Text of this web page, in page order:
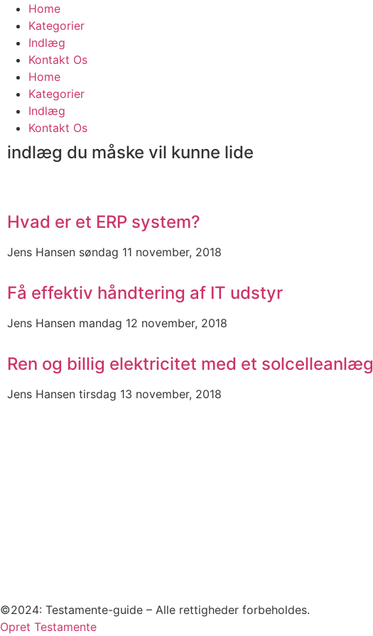
Home
Kategorier
Indlæg
Kontakt Os
Home
Kategorier
Indlæg
Kontakt Os
indlæg du måske vil kunne lide
Hvad er et ERP system?
Jens Hansen søndag 11 november, 2018
Få effektiv håndtering af IT udstyr
Jens Hansen mandag 12 november, 2018
Ren og billig elektricitet med et solcelleanlæg
Jens Hansen tirsdag 13 november, 2018
©2024: Testamente-guide – Alle rettigheder forbeholdes.
Opret Testamente